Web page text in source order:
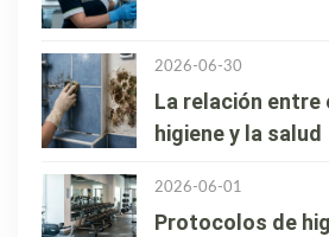
2026-06-30
La relación entre
higiene y la salud
2026-06-01
Protocolos de